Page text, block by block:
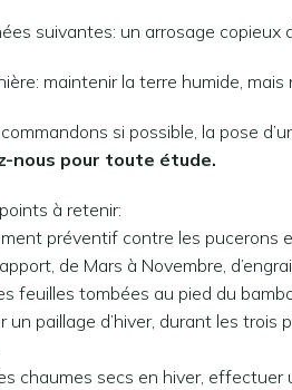
suivantes: un arrosage copieux
maintenir la terre humide,
si possible, la pose
nous pour toute étude.
à retenir:
préventif contre les pucerons
de Mars à Novembre,
feuilles tombées au pied du
un paillage d’hiver, durant les trois
chaumes secs en hiver,